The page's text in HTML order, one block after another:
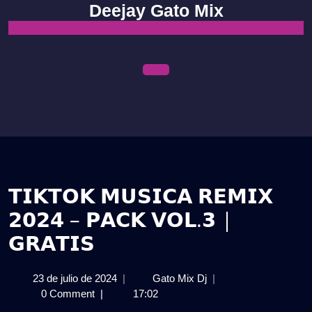
content
Deejay Gato Mix
𝗧𝗜𝗞𝗧𝗢𝗞 𝗠𝗨𝗦𝗜𝗖𝗔 𝗥𝗘𝗠𝗜𝗫
𝟮𝟬𝟮𝟰 – 𝗣𝗔𝗖𝗞 𝗩𝗢𝗟.𝟯 |
𝗚𝗥𝗔𝗧𝗜𝗦
23 de julio de 202423| Gato Mix Dj𝗧𝗜𝗞𝗧𝗢𝗞
|
0 Comment | 17:02